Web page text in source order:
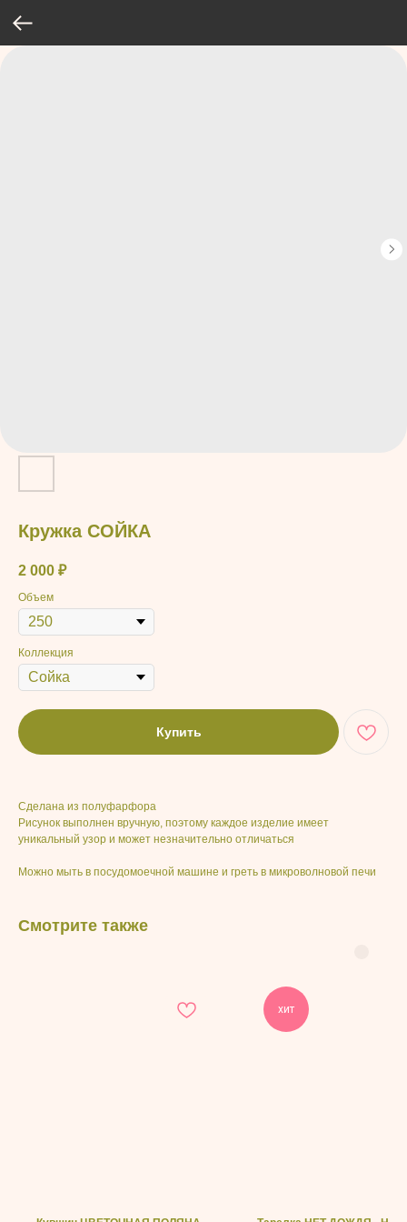
Кружка СОЙКА
2 000 ₽
Объем
Коллекция
Купить
Сделана из полуфарфора
Рисунок выполнен вручную, поэтому каждое изделие имеет
уникальный узор и может незначительно отличаться
Можно мыть в посудомоечной машине и греть в микроволновой печи
Смотрите также
хит